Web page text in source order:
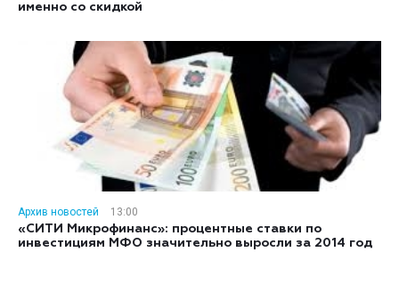
именно со скидкой
Архив новостей
13:00
«СИТИ Микрофинанс»: процентные ставки по
инвестициям МФО значительно выросли за 2014 год